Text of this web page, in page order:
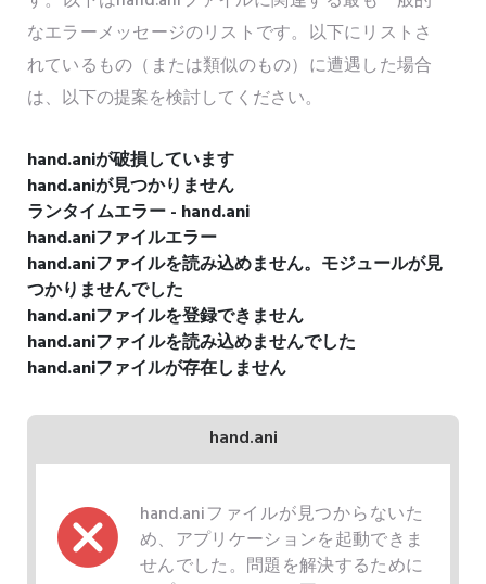
なエラーメッセージのリストです。以下にリストさ
れているもの（または類似のもの）に遭遇した場合
は、以下の提案を検討してください。
hand.aniが破損しています
hand.aniが見つかりません
ランタイムエラー - hand.ani
hand.aniファイルエラー
hand.aniファイルを読み込めません。モジュールが見
つかりませんでした
hand.aniファイルを登録できません
hand.aniファイルを読み込めませんでした
hand.aniファイルが存在しません
hand.ani
hand.aniファイルが見つからないた
め、アプリケーションを起動できま
せんでした。問題を解決するために